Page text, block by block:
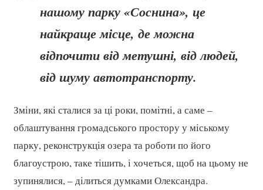
нашому парку «Соснина», це
найкраще місце, де можна
відпочити від метушні, від людей,
від шуму автотранспорту.
Зміни, які сталися за ці роки, помітні, а саме –
облаштування громадського простору у міському
парку, реконструкція озера та роботи по його
благоустрою, таке тішить, і хочеться, щоб на цьому не
зупинялися, – ділиться думками Олександра.